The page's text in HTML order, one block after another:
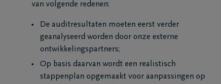
22
28
88
Diepenbeek
van volgende redenen:
De auditresultaten moeten eerst verder
geanalyseerd worden door onze externe
ontwikkelingspartners;
Op basis daarvan wordt een realistisch
stappenplan opgemaakt voor aanpassingen op